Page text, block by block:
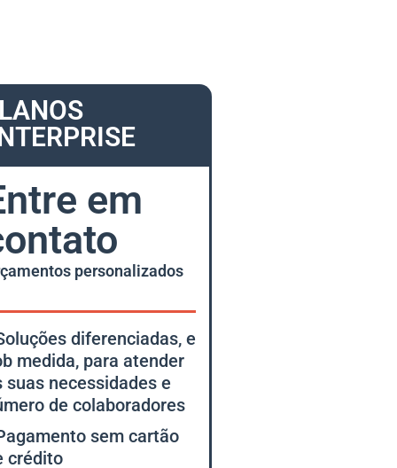
em
personalizados
diferenciadas, e
medida, para atender
suas necessidades e
de colaboradores
sem cartão
crédito